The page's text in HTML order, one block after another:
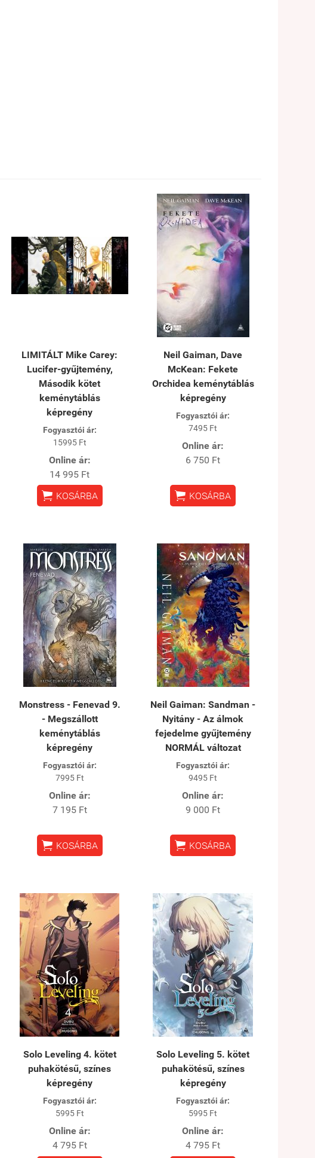
LIMITÁLT Mike Carey:
Lucifer-gyűjtemény,
Második kötet
keménytáblás
képregény
Fogyasztói ár:
15995 Ft
Online ár:
14 995 Ft
 KOSÁRBA
Neil Gaiman, Dave
McKean: Fekete
Orchidea keménytáblás
képregény
Fogyasztói ár:
7495 Ft
Online ár:
6 750 Ft
 KOSÁRBA
Monstress - Fenevad 9.
- Megszállott
keménytáblás
képregény
Fogyasztói ár:
7995 Ft
Online ár:
7 195 Ft
 KOSÁRBA
Neil Gaiman: Sandman -
Nyitány - Az álmok
fejedelme gyűjtemény
NORMÁL változat
Fogyasztói ár:
9495 Ft
Online ár:
9 000 Ft
 KOSÁRBA
Solo Leveling 4. kötet
puhakötésű, színes
képregény
Fogyasztói ár:
5995 Ft
Online ár:
4 795 Ft
Solo Leveling 5. kötet
puhakötésű, színes
képregény
Fogyasztói ár:
5995 Ft
Online ár:
4 795 Ft